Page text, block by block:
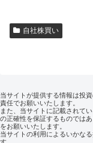
自社株買い
当サイトが提供する情報は投
責任でお願いいたします。
また、当サイトに記載されて
の正確性を保証するものでは
をお願いいたします。
当サイトの利用によるいかな
す。